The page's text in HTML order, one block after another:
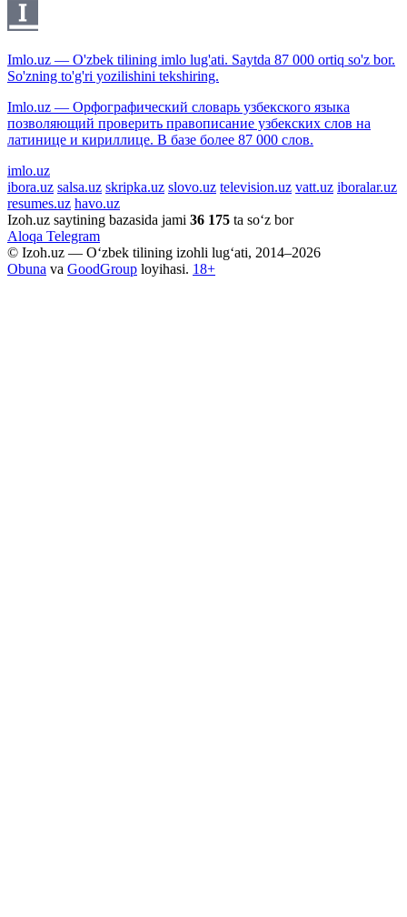
Imlo.uz — O'zbek tilining imlo lug'ati. Saytda 87 000 ortiq so'z bor.
So'zning to'g'ri yozilishini tekshiring.
Imlo.uz — Орфографический словарь узбекского языка
позволяющий проверить правописание узбекских слов на
латинице и кириллице. В базе более 87 000 слов.
imlo.uz
ibora.uz salsa.uz skripka.uz slovo.uz television.uz vatt.uz iboralar.uz
resumes.uz havo.uz
Izoh.uz saytining bazasida jami 36 175 ta so‘z bor
Aloqa Telegram
© Izoh.uz — O‘zbek tilining izohli lug‘ati, 2014–2026
Obuna va GoodGroup loyihasi. 18+